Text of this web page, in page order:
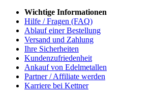
Wichtige Informationen
Hilfe / Fragen (FAQ)
Ablauf einer Bestellung
Versand und Zahlung
Ihre Sicherheiten
Kundenzufriedenheit
Ankauf von Edelmetallen
Partner / Affiliate werden
Karriere bei Kettner